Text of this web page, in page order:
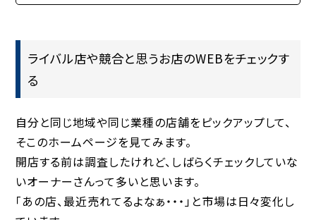
ライバル店や競合と思うお店のWEBをチェックす
る
自分と同じ地域や同じ業種の店舗をピックアップして、
そこのホームページを見てみます。
開店する前は調査したけれど、しばらくチェックしていな
いオーナーさんって多いと思います。
「あの店、最近売れてるよなぁ・・・」と市場は日々変化し